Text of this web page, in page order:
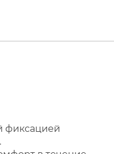
фиксацией